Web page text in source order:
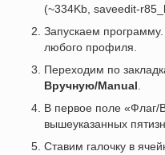
(~334Kb, saveedit-
Запускаем
любого профиля.
Переходим по
Вручную/Manual
В первое поле «Флаг/
вышеуказанных
Ставим галочку в